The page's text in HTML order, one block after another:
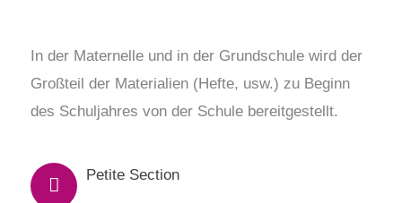
In der Maternelle und in der Grundschule wird der
Großteil der Materialien (Hefte, usw.) zu Beginn
des Schuljahres von der Schule bereitgestellt.
Petite Section